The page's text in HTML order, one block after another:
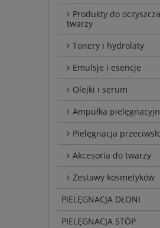
Produkty do
twarzy
Tonery i hydrolaty
Emulsje i esencje
Olejki i serum
Ampułka
Pielęgnacja
Akcesoria do twarzy
Zestawy kosmetyków
PIELĘGNACJA DŁONI
PIELĘGNACJA STÓP